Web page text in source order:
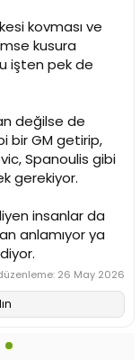
kovması ve
kusura
işten pek de
değilse de
bir GM getirip,
Spanoulis gibi
gerekiyor.
insanlar da
anlamıyor ya
26 May 2026